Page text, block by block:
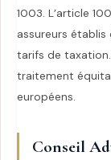
1003. L’article
assureurs établis
tarifs de
traitement
européens.
Conseil